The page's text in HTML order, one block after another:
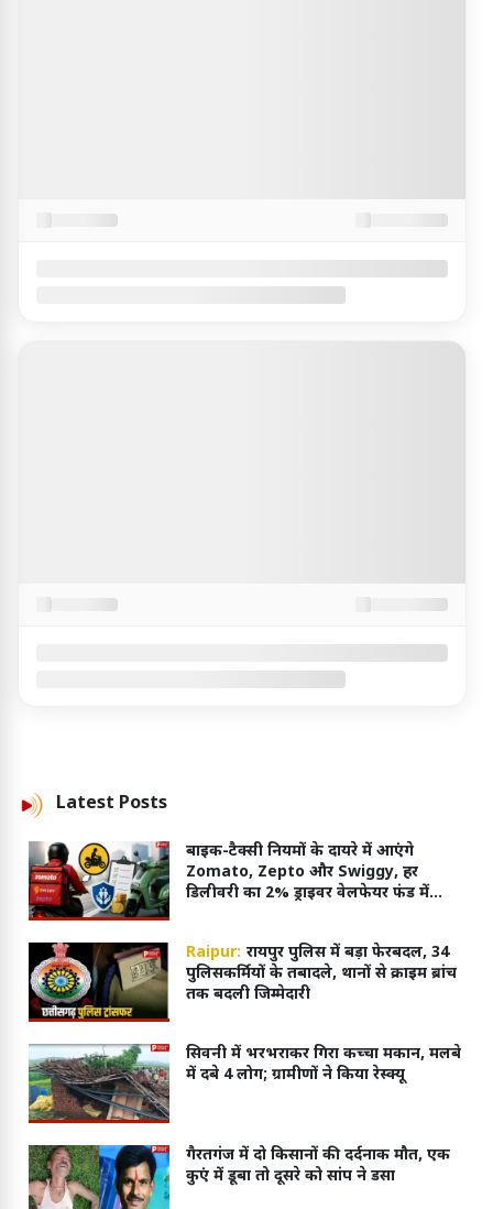
Latest Posts
बाइक-टैक्सी नियमों के दायरे में आएंगे
Zomato, Zepto और Swiggy, हर
डिलीवरी का 2% ड्राइवर वेलफेयर फंड में
Raipur: रायपुर पुलिस में बड़ा फेरबदल, 34
पुलिसकर्मियों के तबादले, थानों से क्राइम ब्रांच
तक बदली जिम्मेदारी
सिवनी में भरभराकर गिरा कच्चा मकान, मलबे
में दबे 4 लोग; ग्रामीणों ने किया रेस्क्यू
गैरतगंज में दो किसानों की दर्दनाक मौत, एक
कुएं में डूबा तो दूसरे को सांप ने डसा